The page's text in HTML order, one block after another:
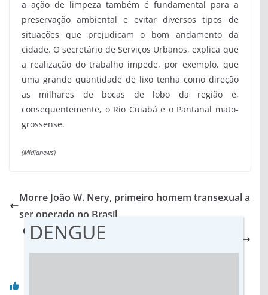
a ação de limpeza também é fundamental para a
preservação ambiental e evitar diversos tipos de
situações que prejudicam o bom andamento da
cidade. O secretário de Serviços Urbanos, explica que
a realização do trabalho impede, por exemplo, que
uma grande quantidade de lixo tenha como direção
as milhares de bocas de lobo da região e,
consequentemente, o Rio Cuiabá e o Pantanal mato-
grossense.
(Midianews)
Morre João W. Nery, primeiro homem transexual a
ser operado no Brasil
Os obstáculos de Bolsonaro para concretizar 10
DENGUE